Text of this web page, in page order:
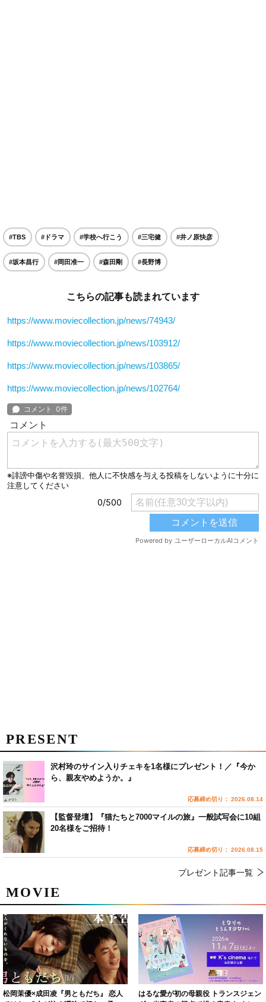
#TBS #ドラマ #学校へ行こう #三宅健 #井ノ原快彦
#坂本昌行 #岡田准一 #森田剛 #長野博
こちらの記事も読まれています
https://www.moviecollection.jp/news/74943/
https://www.moviecollection.jp/news/103912/
https://www.moviecollection.jp/news/103865/
https://www.moviecollection.jp/news/102764/
MOVIE
松岡茉優×成田凌『男ともだち』 恋人
はるな愛が初の母親役 トランスジェン
PRESENT
沢村玲のサイン入りチェキを1名様にプレゼント！／『今か
ら、親友やめようか。』
応募締め切り： 2026.08.14
【監督登壇】『猫たちと7000マイルの旅』一般試写会に10組
20名様をご招待！
応募締め切り： 2026.08.15
プレゼント記事一覧